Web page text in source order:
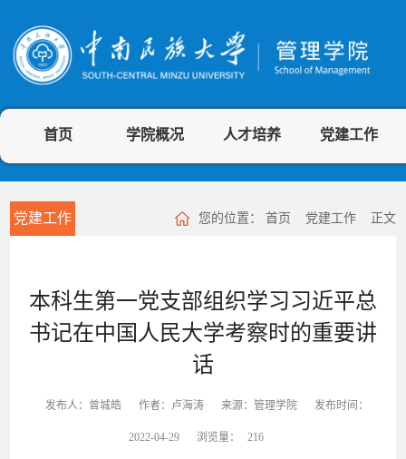
首页 学院概况 人才培养 党建工作
党建工作 您的位置： 首页 党建工作 正文
本科生第一党支部组织学习习近平总
书记在中国人民大学考察时的重要讲
话
发布人：曾城皓 作者：卢海涛 来源：管理学院 发布时间：
2022-04-29 浏览量： 216